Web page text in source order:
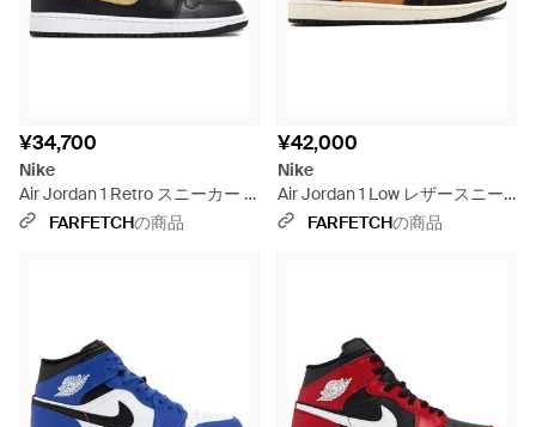
¥34,700
Nike
Air Jordan 1 Retro スニーカー -
ブラックFARFETCHの商品
¥42,000
Nike
Air Jordan 1 Low レザースニー
カー - ブラウン
FARFETCHの商品